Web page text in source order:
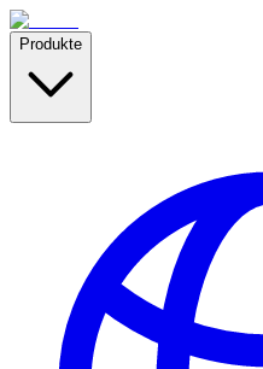
Produkte